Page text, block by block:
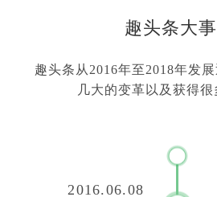
趣头条大
趣头条从2016年至2018年发
几大的变革以及获得
2016.06.08